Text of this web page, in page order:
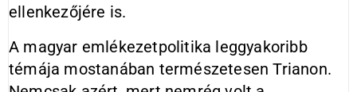
ellenkezőjére is.
A magyar emlékezetpolitika leggyakoribb
témája mostanában természetesen Trianon.